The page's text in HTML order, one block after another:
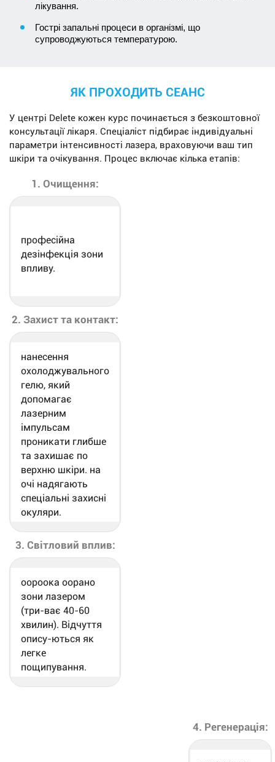
лікування.
Гострі запальні процеси в організмі, що
супроводжуються температурою.
ЯК ПРОХОДИТЬ СЕАНС
У центрі Delete кожен курс починається з безкоштовної
консультації лікаря. Спеціаліст підбирає індивідуальні
параметри інтенсивності лазера, враховуючи ваш тип
шкіри та очікування. Процес включає кілька етапів:
1. Очищення:
професійна
дезінфекція зони
впливу.
2. Захист та контакт:
нанесення
охолоджувального
гелю, який
допомагає
лазерним
імпульсам
проникати глибше
та захишає по
верхню шкіри. на
очі надягають
спеціальні захисні
окуляри.
3. Світловий вплив:
оороока оорано
зони лазером
(три-ває 40-60
хвилин). Відчуття
опису-ються як
легке
пощипування.
4. Регенерація: